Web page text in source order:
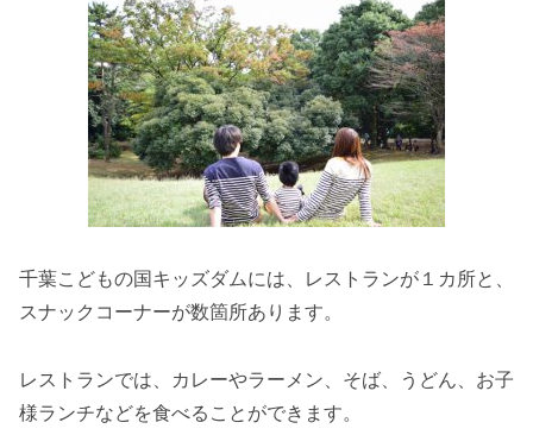
千葉こどもの国キッズダムには、レストランが１カ所と、
スナックコーナーが数箇所あります。
レストランでは、カレーやラーメン、そば、うどん、お子
様ランチなどを食べることができます。